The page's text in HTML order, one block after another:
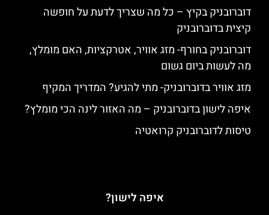
דוברובניק בקיץ – כל מה שצריך לדעת על חופשה
קיצית בדוברובניק
דוברובניק בחורף- מזג אוויר, אטרקציות, האם מומלץ,
מה לעשות ביום גשום
מזג אוויר בדוברובניק- מתי להגיע? המדריך המקיף
איפה לישון בדוברובניק – מה האזור לינה הכי מומלץ?
טיסות לדוברובניק קרואטיה
איפה לישון?